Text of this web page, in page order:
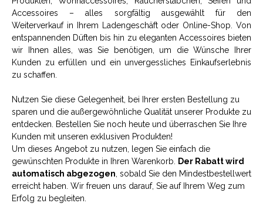
Accessoires – alles sorgfältig ausgewählt für den
Weiterverkauf in Ihrem Ladengeschäft oder Online-Shop. Von
entspannenden Düften bis hin zu eleganten Accessoires bieten
wir Ihnen alles, was Sie benötigen, um die Wünsche Ihrer
Kunden zu erfüllen und ein unvergessliches Einkaufserlebnis
zu schaffen.
Nutzen Sie diese Gelegenheit, bei Ihrer ersten Bestellung zu
sparen und die außergewöhnliche Qualität unserer Produkte zu
entdecken. Bestellen Sie noch heute und überraschen Sie Ihre
Kunden mit unseren exklusiven Produkten!
Um dieses Angebot zu nutzen, legen Sie einfach die
gewünschten Produkte in Ihren Warenkorb.
Der Rabatt wird
automatisch abgezogen , sobald Sie den Mindestbestellwert
erreicht haben. Wir freuen uns darauf, Sie auf Ihrem Weg zum
Erfolg zu begleiten.